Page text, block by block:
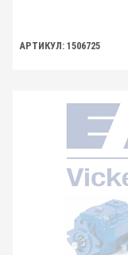
АРТИКУЛ: 1506725